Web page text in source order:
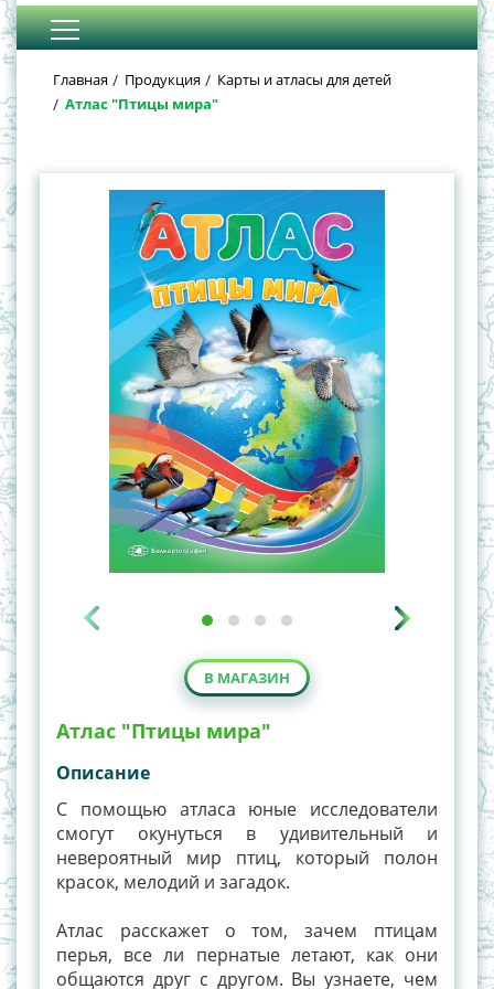
Главная Продукция
Карты и атласы для детей
Атлас "Птицы мира"
В МАГАЗИН
Атлас "Птицы мира"
Описание
С помощью атласа юные исследователи
смогут окунуться в удивительный и
невероятный мир птиц, который полон
красок, мелодий и загадок.
Атлас расскажет о том, зачем птицам
перья, все ли пернатые летают, как они
общаются друг с другом. Вы узнаете, чем